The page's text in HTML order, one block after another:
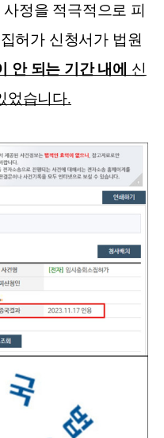
정을 적극적으로 피
허가 신청서가 법원
안 되는 기간 내에
신
었습니다.